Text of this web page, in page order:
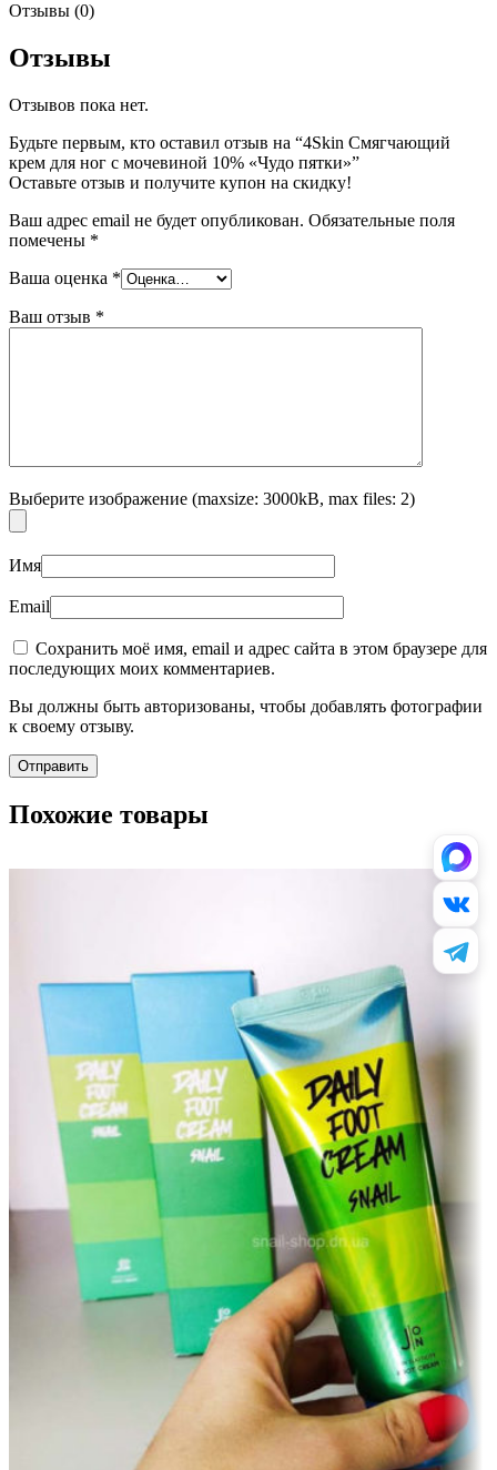
Отзывы (0)
Отзывы
Отзывов пока нет.
Будьте первым, кто оставил отзыв на “4Skin Смягчающий
крем для ног с мочевиной 10% «Чудо пятки»”
Оставьте отзыв и получите купон на скидку!
Ваш адрес email не будет опубликован. Обязательные поля
помечены *
Ваша оценка *
Ваш отзыв *
Выберите изображение (maxsize: 3000kB, max files: 2)
Имя
Email
Сохранить моё имя, email и адрес сайта в этом браузере для
последующих моих комментариев.
Вы должны быть авторизованы, чтобы добавлять фотографии
к своему отзыву.
Похожие товары